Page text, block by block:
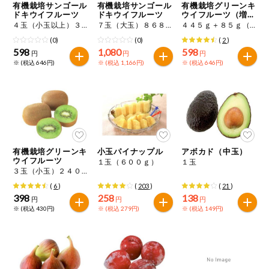
有機栽培サンゴール
ドキウイフルーツ
４玉（小玉以上）３５２ｇ
(0)
598 円
※ (税込 646円)
有機栽培サンゴール
ドキウイフルーツ
７玉（大玉）８６８ｇ
(0)
1,080 円
※ (税込 1,166円)
有機栽培グリーンキ
ウイフルーツ（増
量）
４４５ｇ＋８５ｇ（小玉）６～７玉程度
( 2)
598 円
※ (税込 646円)
有機栽培グリーンキ
ウイフルーツ
３玉（小玉）２４０ｇ
( 6)
398 円
※ (税込 430円)
小玉パイナップル
１玉（６００ｇ）
( 203)
258 円
※ (税込 279円)
アボカド（中玉）
１玉
( 21 )
138 円
※ (税込 149円)